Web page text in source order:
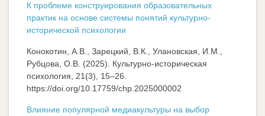
К проблеме конструирования образовательных
практик на основе системы понятий культурно-
исторической психологии
Конокотин, А.В., Зарецкий, В.К., Улановская, И.М.,
Рубцова, О.В. (2025). Культурно-историческая
психология, 21(3), 15–26.
https://doi.org/10.17759/chp.2025000002
Влияние популярной медиакультуры на выбор